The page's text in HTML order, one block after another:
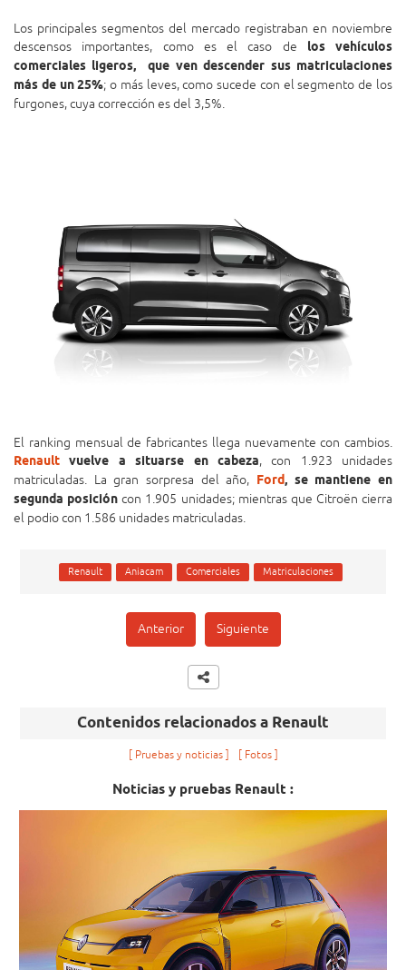
Los principales segmentos del mercado registraban en noviembre
descensos importantes, como es el caso de los vehículos
comerciales ligeros, que ven descender sus matriculaciones
más de un 25%; o más leves, como sucede con el segmento de los
furgones, cuya corrección es del 3,5%.
El ranking mensual de fabricantes llega nuevamente con cambios.
Renault vuelve a situarse en cabeza, con 1.923 unidades
matriculadas. La gran sorpresa del año, Ford, se mantiene en
segunda posición con 1.905 unidades; mientras que Citroën cierra
el podio con 1.586 unidades matriculadas.
Renault Aniacam Comerciales Matriculaciones
Anterior Siguiente
Contenidos relacionados a Renault
Pruebas y noticias Fotos
Noticias y pruebas Renault :